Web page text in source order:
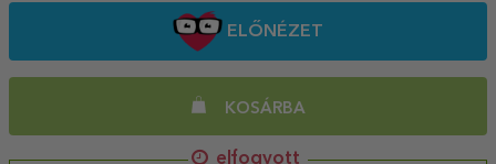
ELŐNÉZET
KOSÁRBA
elfogyott